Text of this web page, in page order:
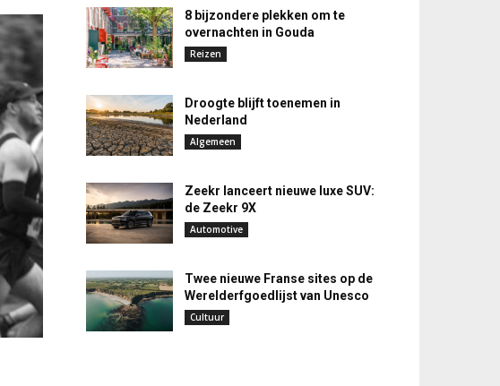
8 bijzondere plekken om te
overnachten in Gouda
Reizen
Droogte blijft toenemen in
Nederland
Algemeen
Zeekr lanceert nieuwe luxe SUV:
de Zeekr 9X
Automotive
Twee nieuwe Franse sites op de
Werelderfgoedlijst van Unesco
Cultuur